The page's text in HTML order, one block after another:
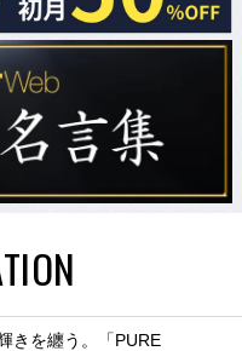
きを纏う。「PURE